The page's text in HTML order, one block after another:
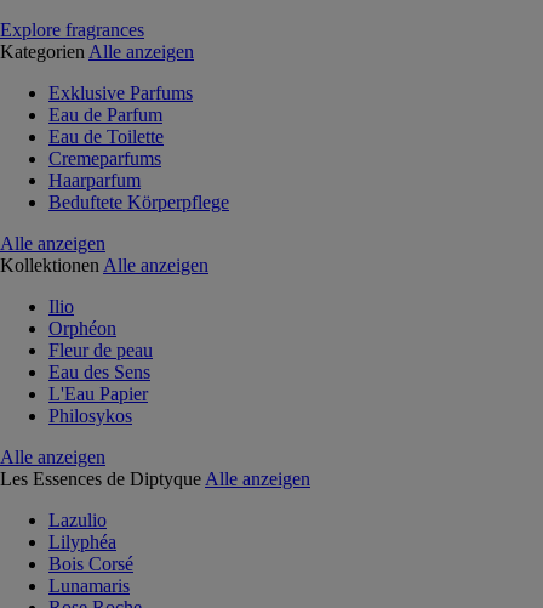
Explore fragrances
Kategorien Alle anzeigen
Exklusive Parfums
Eau de Parfum
Eau de Toilette
Cremeparfums
Haarparfum
Beduftete Körperpflege
Alle anzeigen
Kollektionen Alle anzeigen
Ilio
Orphéon
Fleur de peau
Eau des Sens
L'Eau Papier
Philosykos
Alle anzeigen
Les Essences de Diptyque Alle anzeigen
Lazulio
Lilyphéa
Bois Corsé
Lunamaris